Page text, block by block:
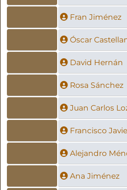
Fran Jiménez
Óscar
David Hernán
Rosa Sánchez
Juan Carlos
Francisco
Alejandro
Ana Jiménez